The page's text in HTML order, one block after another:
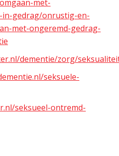
met-
gedrag/onrustig-en-
met-ongeremd-gedrag-
dementie/zorg/
seksuele-
seksueel-ontremd-